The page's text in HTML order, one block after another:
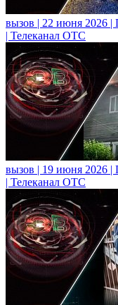
вызов | 22 июня 2026 |
| Телеканал ОТС
вызов | 19 июня 2026 |
| Телеканал ОТС